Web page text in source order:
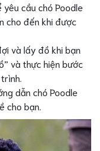
yêu cầu chó Poodle
cho đến khi được
và lấy đồ khi bạn
và thực hiện bước
dẫn chó Poodle
cho bạn.